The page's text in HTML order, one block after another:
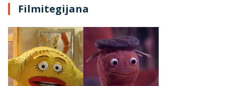
Filmitegijana